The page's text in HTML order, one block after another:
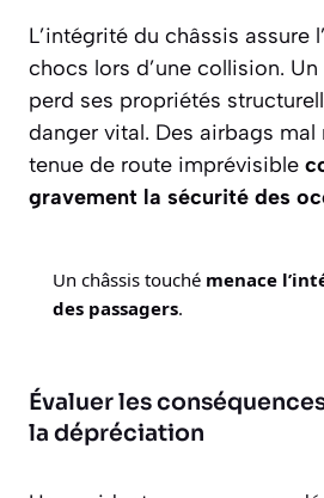
L’intégrité du châssis assure
chocs lors d’une collision.
perd ses propriétés
danger vital. Des airbags mal
tenue de route imprévisible
gravement la sécurité des
Un châssis touché menace
des passagers.
Évaluer les
la dépréciation